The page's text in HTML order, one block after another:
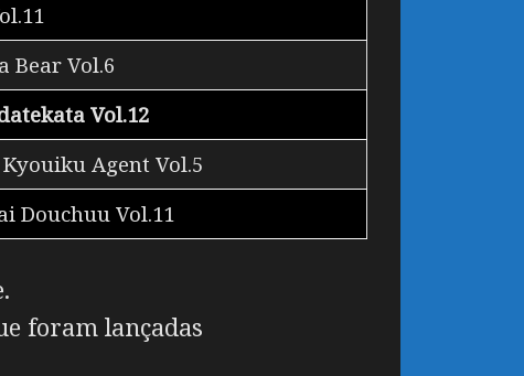
Bear Vol.6
Vol.12
Agent Vol.5
Douchuu Vol.11
foram lançadas